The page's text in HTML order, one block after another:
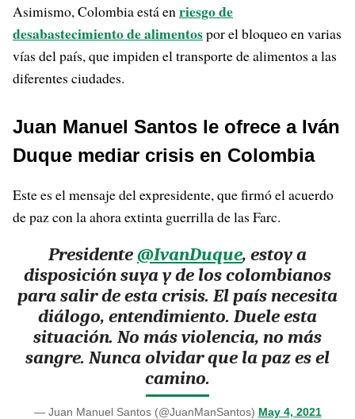
Asimismo, Colombia está enriesgo de
desabastecimiento de alimentospor el bloqueo en varias
vías del país, que impiden el transporte de alimentos a las
diferentes ciudades.
Juan Manuel Santos le ofrece a Iván
Duque mediar crisis en Colombia
Este es el mensaje del expresidente, que firmó el acuerdo
de paz con la ahora extinta guerrilla de las Farc.
Presidente@IvanDuque, estoy a
disposición suya y de los colombianos
para salir de esta crisis. El país necesita
diálogo, entendimiento. Duele esta
situación. No más violencia, no más
sangre. Nunca olvidar que la paz es el
camino.
— Juan Manuel Santos (@JuanManSantos) May 4, 2021